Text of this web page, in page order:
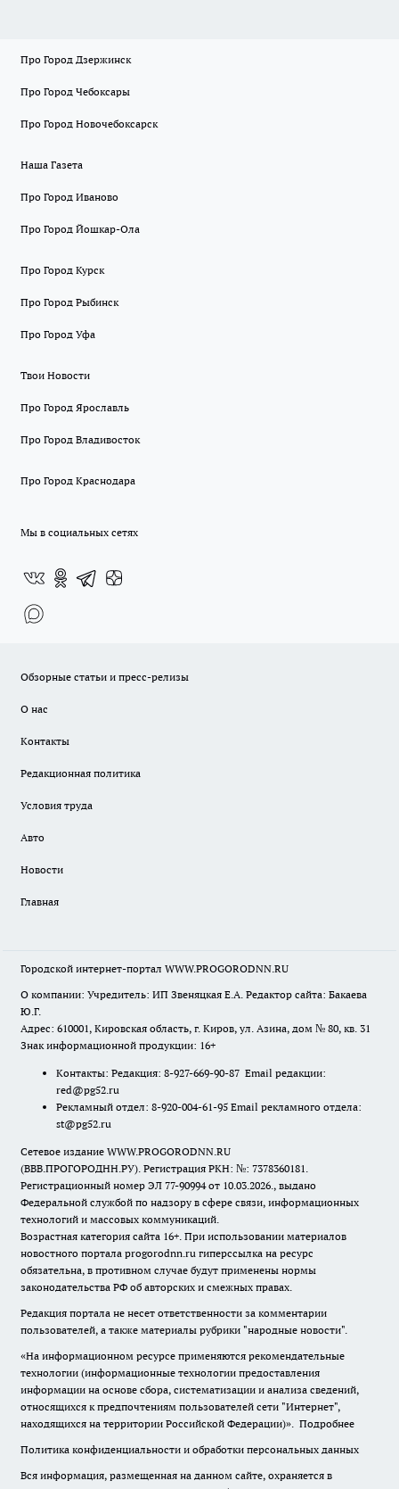
Про Город Дзержинск
Про Город Чебоксары
Про Город Новочебоксарск
Наша Газета
Про Город Иваново
Про Город Йошкар-Ола
Про Город Курск
Про Город Рыбинск
Про Город Уфа
Твои Новости
Про Город Ярославль
Про Город Владивосток
Про Город Краснодара
Мы в социальных сетях
Обзорные статьи и пресс-релизы
О нас
Контакты
Редакционная политика
Условия труда
Авто
Новости
Главная
Городской интернет-портал WWW.PROGORODNN.RU
О компании: Учредитель: ИП Звеняцкая Е.А. Редактор сайта: Бакаева
Ю.Г.
Адрес: 610001, Кировская область, г. Киров, ул. Азина, дом № 80, кв. 31
Знак информационной продукции: 16+
Контакты: Редакция: 8-927-669-90-87 Email редакции:
red@pg52.ru
Рекламный отдел: 8-920-004-61-95 Email рекламного отдела:
st@pg52.ru
Сетевое издание WWW.PROGORODNN.RU
(ВВВ.ПРОГОРОДНН.РУ). Регистрация РКН: №: 7378360181.
Регистрационный номер ЭЛ 77-90994 от 10.03.2026., выдано
Федеральной службой по надзору в сфере связи, информационных
технологий и массовых коммуникаций.
Возрастная категория сайта 16+. При использовании материалов
новостного портала progorodnn.ru гиперссылка на ресурс
обязательна, в противном случае будут применены нормы
законодательства РФ об авторских и смежных правах.
Редакция портала не несет ответственности за комментарии
пользователей, а также материалы рубрики "народные новости".
«На информационном ресурсе применяются рекомендательные
технологии (информационные технологии предоставления
информации на основе сбора, систематизации и анализа сведений,
относящихся к предпочтениям пользователей сети "Интернет",
находящихся на территории Российской Федерации)». Подробнее
Политика конфиденциальности и обработки персональных данных
Вся информация, размещенная на данном сайте, охраняется в